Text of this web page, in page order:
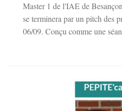
Master 1 de l'IAE de
se terminera par un pitch des
06/09. Conçu comme une